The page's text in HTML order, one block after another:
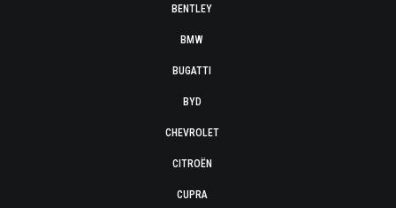
BENTLEY
BMW
BUGATTI
BYD
CHEVROLET
CITROËN
CUPRA